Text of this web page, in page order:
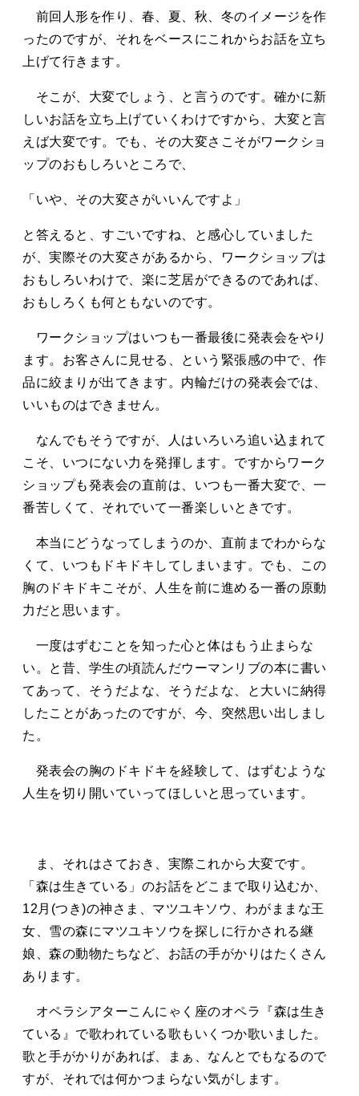
前回人形を作り、春、夏、秋、冬のイメージを作
ったのですが、それをベースにこれからお話を立ち
上げて行きます。
そこが、大変でしょう、と言うのです。確かに新
しいお話を立ち上げていくわけですから、大変と言
えば大変です。でも、その大変さこそがワークショ
ップのおもしろいところで、
「いや、その大変さがいいんですよ」
と答えると、すごいですね、と感心していました
が、実際その大変さがあるから、ワークショップは
おもしろいわけで、楽に芝居ができるのであれば、
おもしろくも何ともないのです。
ワークショップはいつも一番最後に発表会をやり
ます。お客さんに見せる、という緊張感の中で、作
品に絞まりが出てきます。内輪だけの発表会では、
いいものはできません。
なんでもそうですが、人はいろいろ追い込まれて
こそ、いつにない力を発揮します。ですからワーク
ショップも発表会の直前は、いつも一番大変で、一
番苦しくて、それでいて一番楽しいときです。
本当にどうなってしまうのか、直前までわからな
くて、いつもドキドキしてしまいます。でも、この
胸のドキドキこそが、人生を前に進める一番の原動
力だと思います。
一度はずむことを知った心と体はもう止まらな
い。と昔、学生の頃読んだウーマンリブの本に書い
てあって、そうだよな、そうだよな、と大いに納得
したことがあったのですが、今、突然思い出しまし
た。
発表会の胸のドキドキを経験して、はずむような
人生を切り開いていってほしいと思っています。
ま、それはさておき、実際これから大変です。
「森は生きている」のお話をどこまで取り込むか、
12月(つき)の神さま、マツユキソウ、わがままな王
女、雪の森にマツユキソウを探しに行かされる継
娘、森の動物たちなど、お話の手がかりはたくさん
あります。
オペラシアターこんにゃく座のオペラ『森は生き
ている』で歌われている歌もいくつか歌いました。
歌と手がかりがあれば、まぁ、なんとでもなるので
すが、それでは何かつまらない気がします。